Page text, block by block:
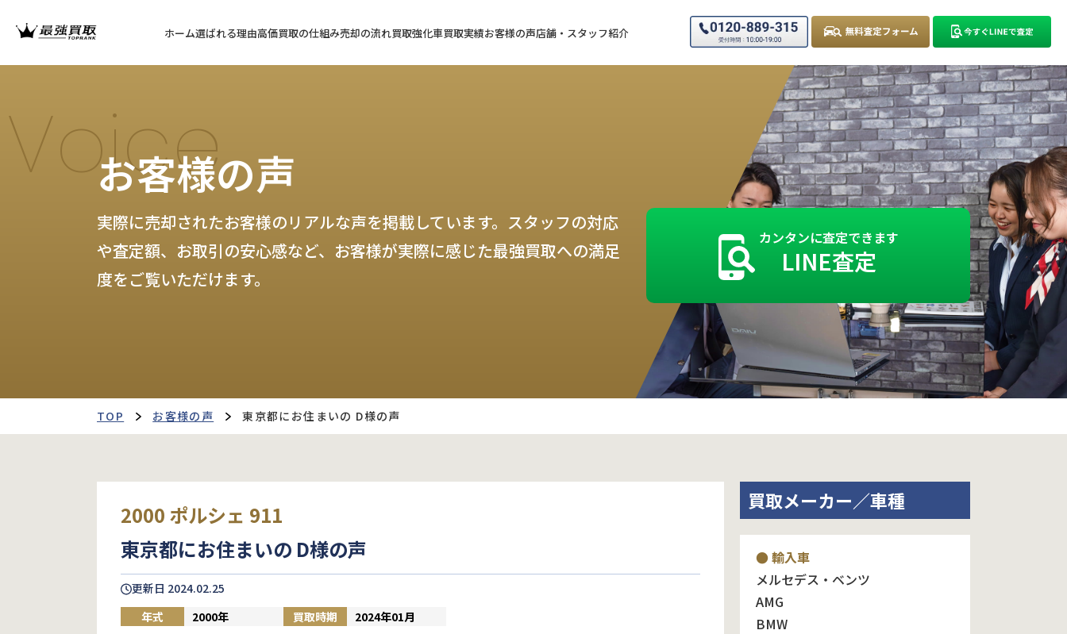
ホーム選ばれる理由高価買取の仕組み売却の流れ買取強化車買取実績お客様の声店舗・スタッフ紹介
Voice
お客様の声
実際に売却されたお客様のリアルな声を掲載しています。スタッフの対応
や査定額、お取引の安心感など、お客様が実際に感じた最強買取への満足
度をご覧いただけます。
カンタンに査定できます
LINE査定
TOP お客様の声 東京都にお住まいの D様の声
2000 ポルシェ 911
東京都にお住まいの D様の声
更新日 2024.02.25
年式
2000年 買取時期 2024年01月
買取メーカー／車種
● 輸入車
メルセデス・ベンツ
AMG
BMW